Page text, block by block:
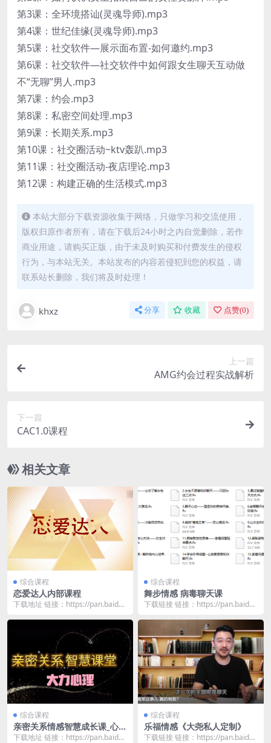
第3课：全环境搭讪(灵魂导师).mp3
第4课：世纪佳缘(灵魂导师).mp3
第5课：社交软件—展示面布置-如何邀约.mp3
第6课：社交软件—社交软件中如何跟女生聊天互动做
不“无聊”男人.mp3
第7课：约会.mp3
第8课：私密空间处理.mp3
第9课：长期关系.mp3
第10课：社交圈活动~ktv轰趴.mp3
第11课：社交圈活动-夜店理论.mp3
第12课：构建正确的生活模式.mp3
本站大部分下载资源收集于网络，只做学习和交流使用，
版权归原作者所有，请在下载后24小时之内自觉删除，若作
商业用途，请购买正版，由于未及时购买和付费发生的侵权
行为，与本站无关。本站发布的内容若侵犯到您的权益，请
联系站长删除，我们将及时处理！
khxz 分享 收藏 点赞(0)
上一篇
AMG约会过程实战解析
下一篇
CAC1.0课程
相关文章
综合课程
恋爱达人内部课程
下载地址 链接：https://pan.baidu.
综合课程
舞步情感 病毒聊天课
下载链接 链接：https://pan.baidu.
综合课程
亲密关系情感智慧成长课_心理
师大力
下载地址 链接：https://pan.baidu.
综合课程
乐福情感《大尧私人定制》
下载链接 链接：https://pan.baidu.